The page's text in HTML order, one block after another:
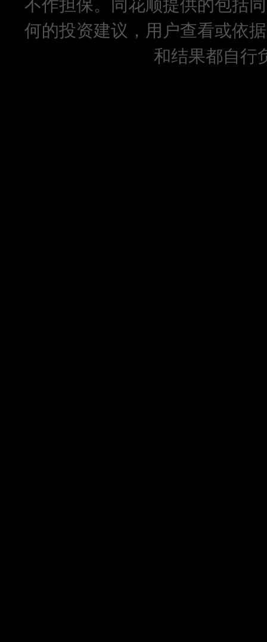
不作担保。同花顺提供的包括
何的投资建议，用户查看或依
和结果都自行